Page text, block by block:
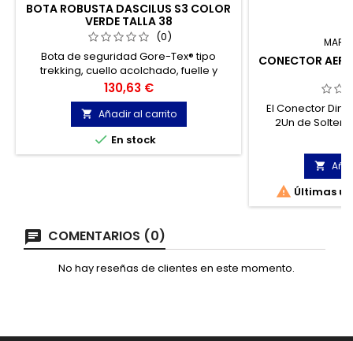
BOTA ROBUSTA DASCILUS S3 COLOR
VERDE TALLA 38
(0)
Bota de seguridad Gore-Tex® tipo
trekking, cuello acolchado, fuelle y
lengüeta acolchada, con suela de
poliuretano y caucho nitrilo.
Precio
130,63 €
 Añadir al carrito
 En stock
CONECTOR
El Conector
2Un de Solter
soldadores
conexiones

 Últimas
COMENTARIOS (0)
No hay reseñas de clientes en este momento.